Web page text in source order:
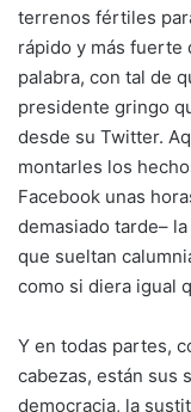
terrenos fértiles
rápido y más fuerte
palabra, con tal de
presidente gringo
desde su Twitter.
montarles los
Facebook unas
demasiado tarde–
que sueltan
como si diera igual
Y en todas partes,
cabezas, están sus
democracia, la